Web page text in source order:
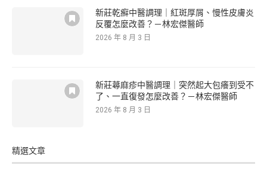
新莊乾癬中醫調理｜紅斑厚屑、慢性皮膚炎
反覆怎麼改善？－林宏傑醫師
2026 年 8 月 3 日
新莊蕁麻疹中醫調理｜突然起大包癢到受不
了、一直復發怎麼改善？－林宏傑醫師
2026 年 8 月 3 日
精選文章